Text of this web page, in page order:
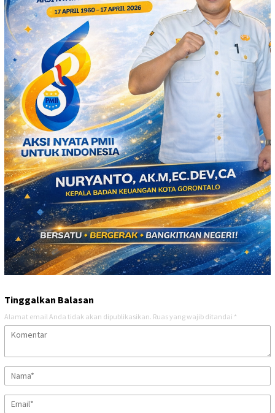
Tinggalkan Balasan
Alamat email Anda tidak akan dipublikasikan. Ruas yang wajib ditandai *